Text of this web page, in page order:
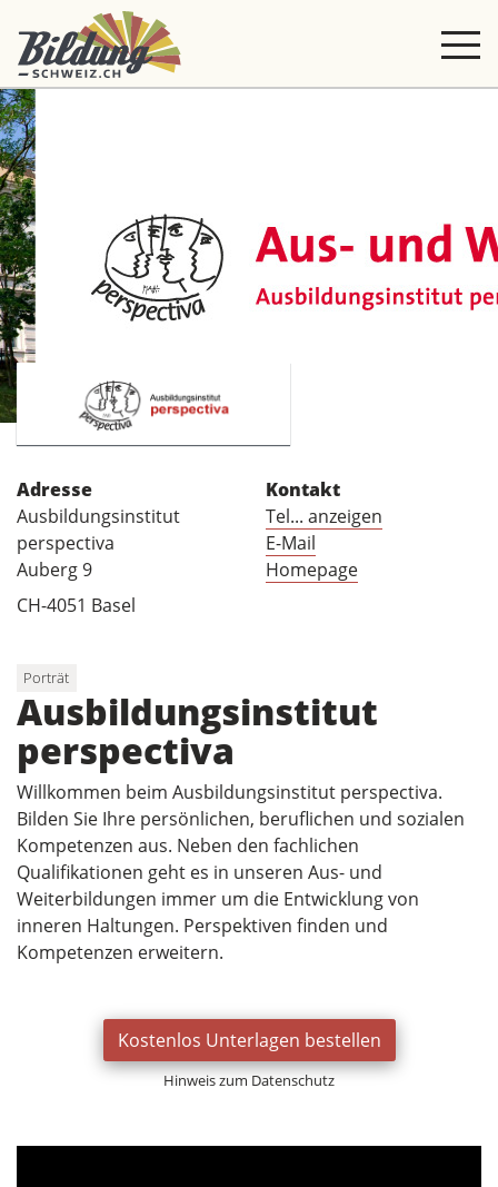
Adresse
Ausbildungsinstitut
perspectiva
Auberg 9
CH-4051 Basel
Kontakt
Tel... anzeigen
E-Mail
Homepage
Porträt
Ausbildungsinstitut
perspectiva
Willkommen beim Ausbildungsinstitut perspectiva.
Bilden Sie Ihre persönlichen, beruflichen und sozialen
Kompetenzen aus. Neben den fachlichen
Qualifikationen geht es in unseren Aus- und
Weiterbildungen immer um die Entwicklung von
inneren Haltungen. Perspektiven finden und
Kompetenzen erweitern.
Kostenlos Unterlagen bestellen
Hinweis zum Datenschutz